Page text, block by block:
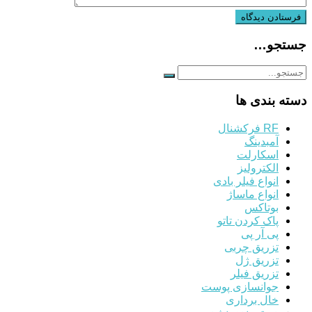
جستجو…
دسته بندی ها
RF فرکشنال
آمبدینگ
اسکارلت
الکترولیز
انواع فیلر بادی
انواع ماساژ
بوتاکس
پاک کردن تاتو
پی آر پی
تزریق چربی
تزریق ژل
تزریق فیلر
جوانسازی پوست
خال برداری